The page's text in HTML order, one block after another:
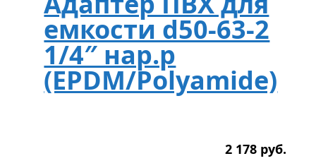
емкости d50-63-2
1/4″ нар.р
(EPDM/Polyamide)
2 178 руб.